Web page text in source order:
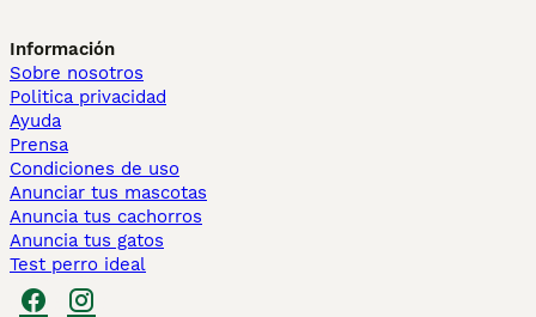
Información
Sobre nosotros
Politica privacidad
Ayuda
Prensa
Condiciones de uso
Anunciar tus mascotas
Anuncia tus cachorros
Anuncia tus gatos
Test perro ideal